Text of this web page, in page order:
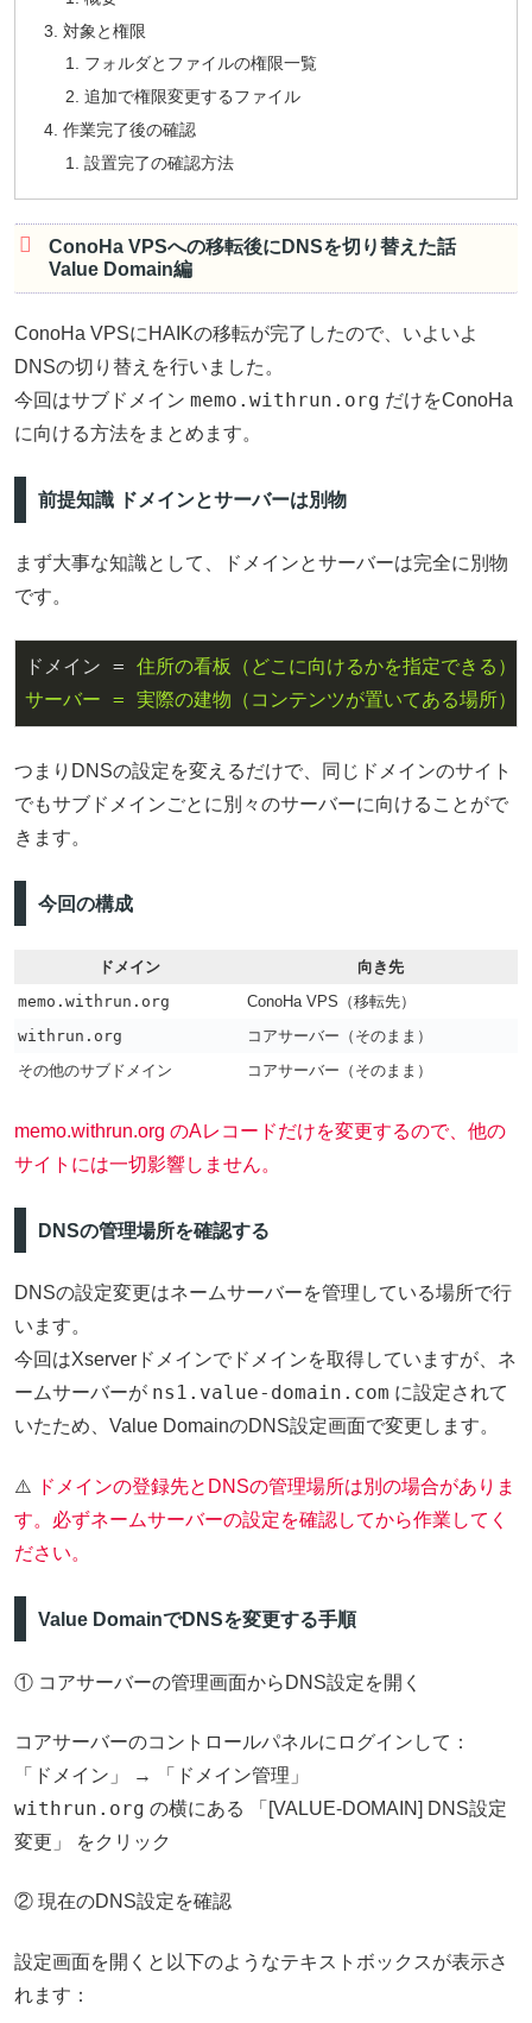
対象と権限
フォルダとファイルの権限一覧
追加で権限変更するファイル
作業完了後の確認
設置完了の確認方法
ConoHa VPSへの移転後にDNSを切り替えた話
Value Domain編
ConoHa VPSにHAIKの移転が完了したので、いよいよ
DNSの切り替えを行いました。
今回はサブドメイン memo.withrun.org だけをConoHa
に向ける方法をまとめます。
前提知識 ドメインとサーバーは別物
まず大事な知識として、ドメインとサーバーは完全に別物
です。
ドメイン = 住所の看板（どこに向けるかを指定できる）
つまりDNSの設定を変えるだけで、同じドメインのサイト
でもサブドメインごとに別々のサーバーに向けることがで
きます。
今回の構成
ドメイン
向き先
memo.withrun.org
ConoHa VPS（移転先）
withrun.org
コアサーバー（そのまま）
その他のサブドメイン
コアサーバー（そのまま）
memo.withrun.org のAレコードだけを変更するので、他の
サイトには一切影響しません。
DNSの管理場所を確認する
DNSの設定変更はネームサーバーを管理している場所で行
います。
今回はXserverドメインでドメインを取得していますが、ネ
ームサーバーが ns1.value-domain.com に設定されて
いたため、Value DomainのDNS設定画面で変更します。
⚠️ ドメインの登録先とDNSの管理場所は別の場合がありま
す。必ずネームサーバーの設定を確認してから作業してく
ださい。
Value DomainでDNSを変更する手順
① コアサーバーの管理画面からDNS設定を開く
コアサーバーのコントロールパネルにログインして：
「ドメイン」 → 「ドメイン管理」
withrun.org の横にある 「[VALUE-DOMAIN] DNS設定
変更」 をクリック
② 現在のDNS設定を確認
設定画面を開くと以下のようなテキストボックスが表示さ
れます：